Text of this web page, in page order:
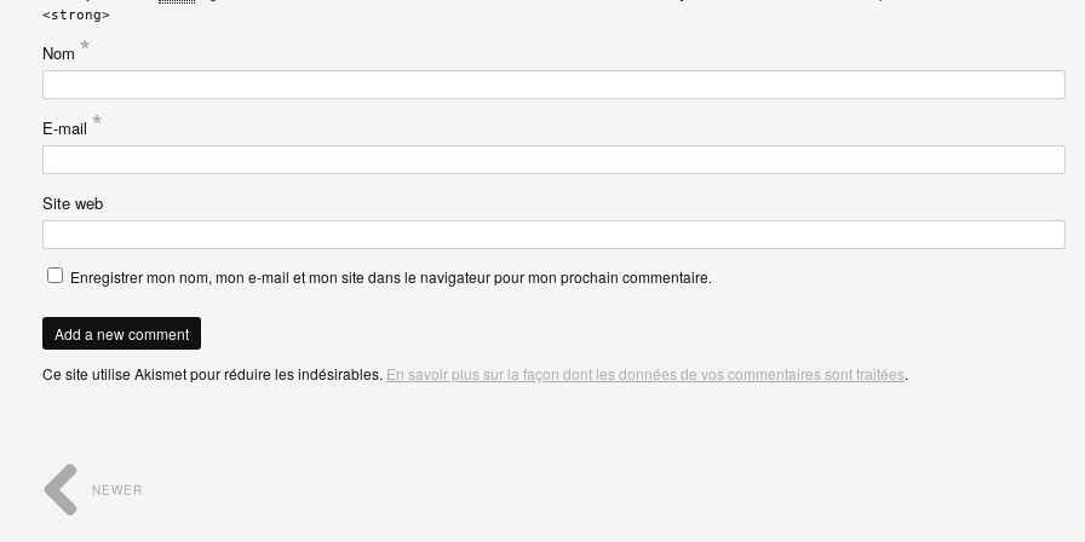
<strong>
Nom *
E-mail *
Site web
Enregistrer mon nom, mon e-mail et mon site dans le navigateur pour mon prochain commentaire.
Ce site utilise Akismet pour réduire les indésirables. En savoir plus sur la façon dont les données de vos commentaires sont traitées.
NEWER